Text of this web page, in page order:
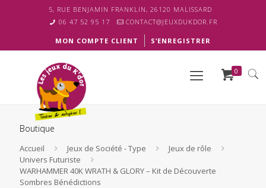
5, RUE BENJAMIN FRANKLIN, 26120 MALISSARD
06 47 52 95 17
CONTACT@JEUXDUKDOR.FR
MON COMPTE CLIENT S’ENREGISTRER
0
Boutique
Accueil Jeux de Société - Type
Jeux de rôle
Univers Futuriste
WARHAMMER 40K WRATH & GLORY – Kit de Découverte
Sombres Bénédictions